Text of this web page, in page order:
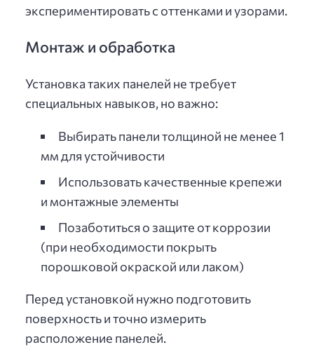
экспериментировать с оттенками и узорами.
Монтаж и обработка
Установка таких панелей не требует
специальных навыков, но важно:
Выбирать панели толщиной не менее 1
мм для устойчивости
Использовать качественные крепежи
и монтажные элементы
Позаботиться о защите от коррозии
(при необходимости покрыть
порошковой окраской или лаком)
Перед установкой нужно подготовить
поверхность и точно измерить
расположение панелей.